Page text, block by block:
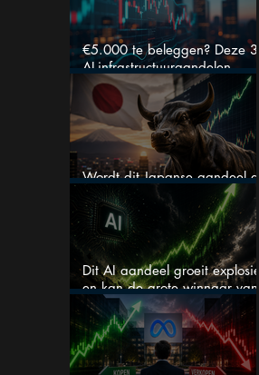
€5.000 te beleggen? Deze 3
AI-infrastructuuraandelen
liggen nu in de uitverkoop
Wordt dit Japanse aandeel de
comeback kid van 2026?
Dit AI aandeel groeit explosief
en kan de grote winnaar van
AI worden